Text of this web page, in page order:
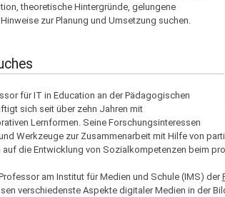
theoretische Hintergründe, gelungene
zur Planung und Umsetzung suchen.
für IT in Education an der Pädagogischen
sich seit über zehn Jahren mit
Lernformen. Seine Forschungsinteressen
Werkzeuge zur Zusammenarbeit mit Hilfe von
die Entwicklung von Sozialkompetenzen beim
am Institut für Medien und Schule (IMS) der
verschiedenste Aspekte digitaler Medien in der